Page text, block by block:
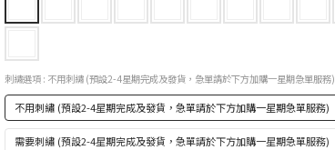
刺繡選項 : 不用刺繡 (預設2-4星期完成及發貨，急單請於下方加購一星期急單服務)
不用刺繡 (預設2-4星期完成及發貨，急單請於下方加購一星期急單服務)
需要刺繡 (預設2-4星期完成及發貨，急單請於下方加購一星期急單服務)